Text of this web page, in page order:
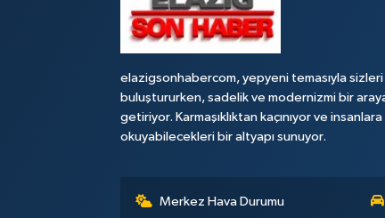
elazigsonhabercom, yepyeni temasıyla sizleri
buluştururken, sadelik ve modernizmi bir
getiriyor. Karmaşıklıktan kaçınıyor ve
okuyabilecekleri bir altyapı sunuyor.
Merkez Hava Durumu